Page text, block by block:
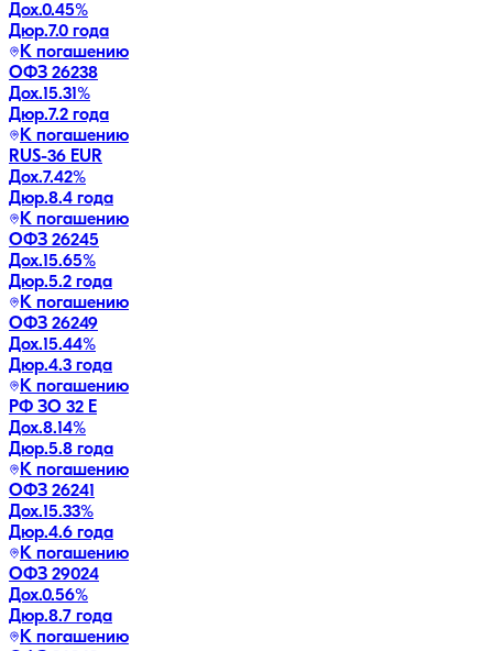
Дох.0.45%
Дюр.7.0 года
К погашению
ОФЗ 26238
Дох.15.31%
Дюр.7.2 года
К погашению
RUS-36 EUR
Дох.7.42%
Дюр.8.4 года
К погашению
ОФЗ 26245
Дох.15.65%
Дюр.5.2 года
К погашению
ОФЗ 26249
Дох.15.44%
Дюр.4.3 года
К погашению
РФ ЗО 32 Е
Дох.8.14%
Дюр.5.8 года
К погашению
ОФЗ 26241
Дох.15.33%
Дюр.4.6 года
К погашению
ОФЗ 29024
Дох.0.56%
Дюр.8.7 года
К погашению